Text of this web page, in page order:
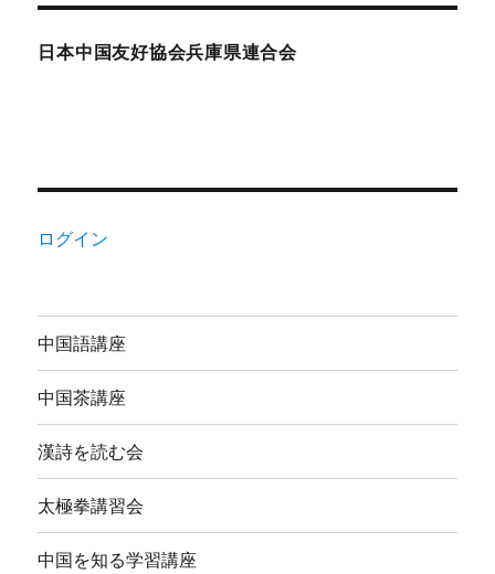
日本中国友好協会兵庫県連合会
ログイン
中国語講座
中国茶講座
漢詩を読む会
太極拳講習会
中国を知る学習講座